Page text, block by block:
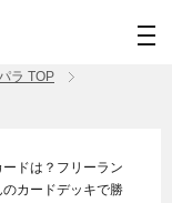
ラ TOP
ドは？フリーラン
カードデッキで勝